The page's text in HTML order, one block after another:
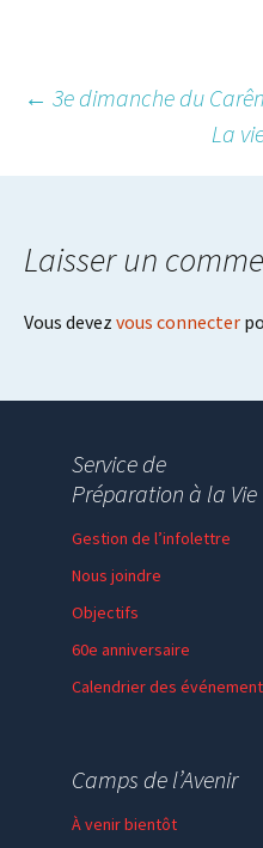
Post
← 3e dimanche du
La
Laisser un
Vous devez vous connecter
Service de
Préparation à la Vie
Gestion de l’infolettre
Nous joindre
Objectifs
60e anniversaire
Calendrier des
Faire un don
Camps de l’Avenir
À venir bientôt